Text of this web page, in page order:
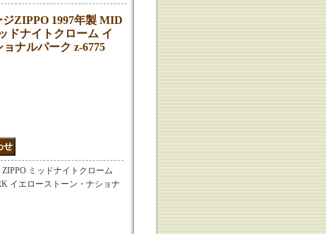
ZIPPO 1997年製 MID
ドナイトクローム イ
ナルパーク z-6775
ミッドナイトクローム
イエローストーン・ナショナ